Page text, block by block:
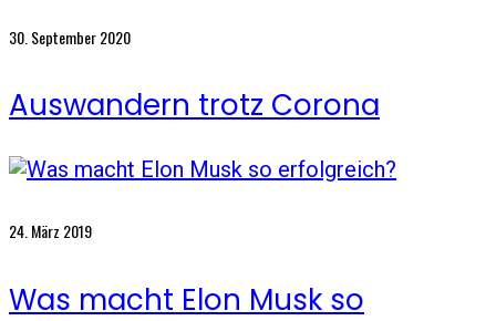
30. September 2020
Auswandern trotz Corona
24. März 2019
Was macht Elon Musk so